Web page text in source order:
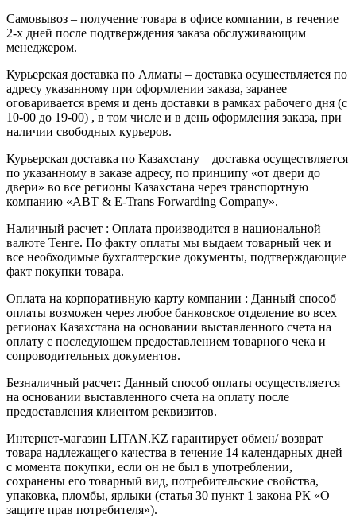
Самовывоз – получение товара в офисе компании, в течение
2-х дней после подтверждения заказа обслуживающим
менеджером.
Курьерская доставка по Алматы – доставка осуществляется по
адресу указанному при оформлении заказа, заранее
оговаривается время и день доставки в рамках рабочего дня (с
10-00 до 19-00) , в том числе и в день оформления заказа, при
наличии свободных курьеров.
Курьерская доставка по Казахстану – доставка осуществляется
по указанному в заказе адресу, по принципу «от двери до
двери» во все регионы Казахстана через транспортную
компанию «ABT & E-Trans Forwarding Company».
Наличный расчет : Оплата производится в национальной
валюте Тенге. По факту оплаты мы выдаем товарный чек и
все необходимые бухгалтерские документы, подтверждающие
факт покупки товара.
Оплата на корпоративную карту компании : Данный способ
оплаты возможен через любое банковское отделение во всех
регионах Казахстана на основании выставленного счета на
оплату с последующем предоставлением товарного чека и
сопроводительных документов.
Безналичный расчет: Данный способ оплаты осуществляется
на основании выставленного счета на оплату после
предоставления клиентом реквизитов.
Интернет-магазин LITAN.KZ гарантирует обмен/ возврат
товара надлежащего качества в течение 14 календарных дней
с момента покупки, если он не был в употреблении,
сохранены его товарный вид, потребительские свойства,
упаковка, пломбы, ярлыки (статья 30 пункт 1 закона РК «О
защите прав потребителя»).